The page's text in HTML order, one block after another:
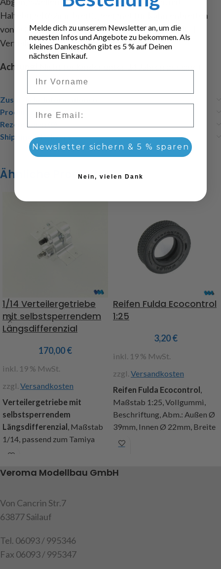
Haltebügel (62mm breit), geeignet für Rahmenbreiten
von 60-63mm, Abm. LxBxH : 54x30x57mm, Inhalt: 1
Verteilergetriebe, Befestigungsschrauben
Achtung!
Zusätzliche Informationen
Produktsicherheit
Rezensionen (0)
Shipping & Delivery
Ähnliche Produkte
1/14 Verteilergetriebe
mit selbstsperrendem
Längsdifferenzial
170,00€
inkl. 19 % MwSt.
zzgl. Versandkosten
Verteilergetriebe mit
selbstsperrendem
Längsdifferenzial , Maßstab
1/14, passend zum Tamiya
Arocs Kipper, Gehäuse aus
kugelgelagert, die
alles gehärtet, Inhalt: 1
Verteilergetriebe, 3
Buchsen,
Befestigungsschrauben
Reifen Fulda Ecocontrol
1:25
3,20€
inkl. 19 % MwSt.
zzgl. Versandkosten
Reifen Fulda Ecocontrol
Maßstab 1:25, Vollgummi,
Beschriftung, Abm.: Außen Ø
39mm, Innen Ø 22mm, Breite
12mm, Inhalt : 1 Stück
Veroma Modellbau GmbH
Von Cancrin Str.7
63877 Sailauf
Tel. 06093 / 995346
Fax 06093 / 995347
Melde dich zu unserem Newsletter an, um die
neuesten Infos und Angebote zu bekommen. Als
kleines Dankeschön gibt es 5 % auf Deinen
nächsten Einkauf.
Newsletter sichern & 5 % sparen
Nein, vielen Dank